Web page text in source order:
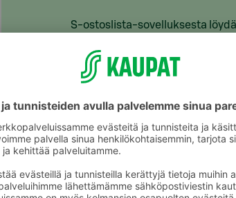
S-ostoslista-sovelluksesta
valikoimat ja tuotteiden hinnat.
rakentaa ostoslistan kätevästi
perheenjäsenille
S-kaupat-
tehdä ostoslistasi
kotiin tai noutopisteelle.